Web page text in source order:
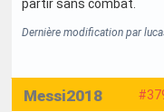
partir sans combat.
Dernière modification par
Messi2018